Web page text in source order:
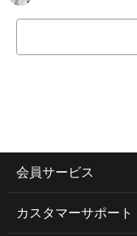
会員サービス
カスタマーサポー